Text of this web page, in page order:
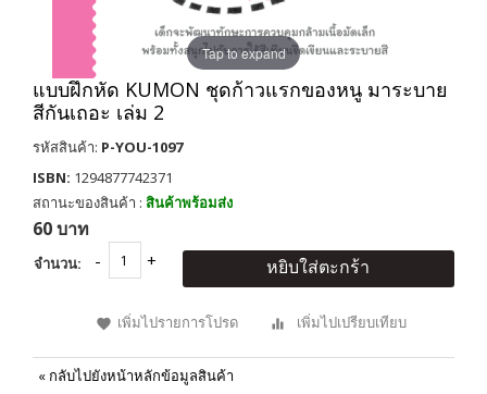
Tap to expand
แบบฝึกหัด KUMON ชุดก้าวแรกของหนู มาระบาย
สีกันเถอะ เล่ม 2
รหัสสินค้า: P-YOU-1097
ISBN: 1294877742371
สถานะของสินค้า : สินค้าพร้อมส่ง
60 บาท
จำนวน: หยิบใส่ตะกร้า
เพิ่มไปรายการโปรด เพิ่มไปเปรียบเทียบ
« กลับไปยังหน้าหลักข้อมูลสินค้า